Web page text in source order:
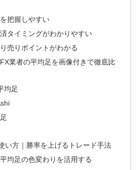
把握しやすい
タイミングがわかりやすい
売りポイントがわかる
業者の平均足を画像付きで徹底比
均足
い方｜勝率を上げるトレード手法
均足の色変わりを活用する